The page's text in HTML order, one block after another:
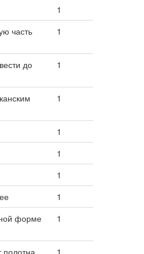
1
часть
1
до
1
1
1
1
1
1
форме
1
полотна,
1